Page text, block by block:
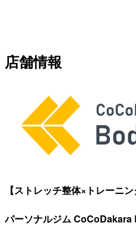
店舗情報
【ストレッチ整体×トレーニ
パーソナルジム